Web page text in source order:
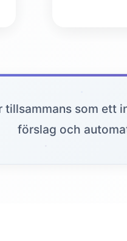
tillsammans som
förslag och